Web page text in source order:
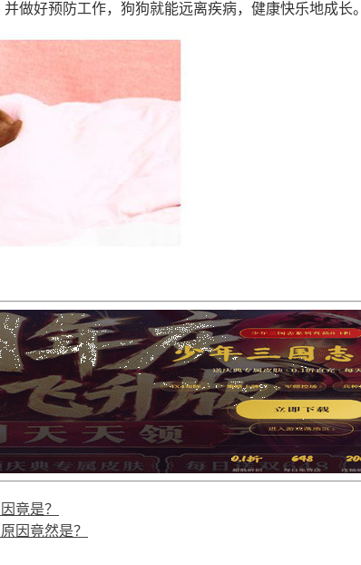
做好预防工作，狗狗就能远离疾病，健康快乐地成长。
竟是？
因竟然是？